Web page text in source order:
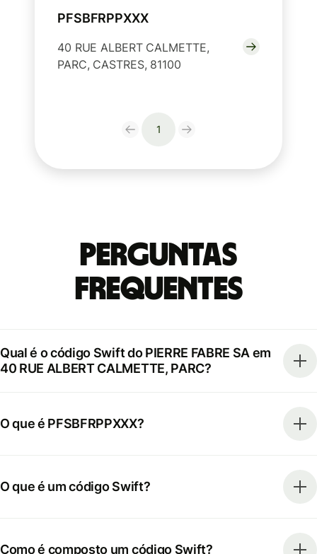
PFSBFRPPXXX
40 RUE ALBERT CALMETTE,
PARC, CASTRES, 81100
1
Perguntas
frequentes
Qual é o código Swift do PIERRE FABRE SA em
40 RUE ALBERT CALMETTE, PARC?
O que é PFSBFRPPXXX?
O que é um código Swift?
Como é composto um código Swift?